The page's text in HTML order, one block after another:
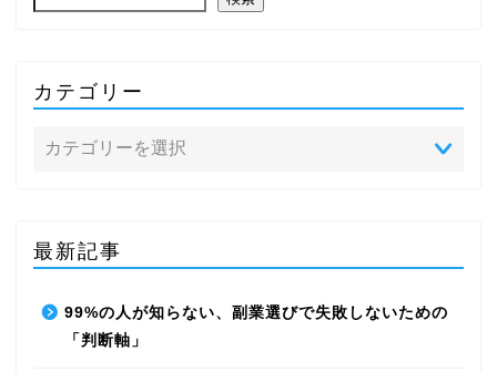
カテゴリー
最新記事
99%の人が知らない、副業選びで失敗しないための
「判断軸」